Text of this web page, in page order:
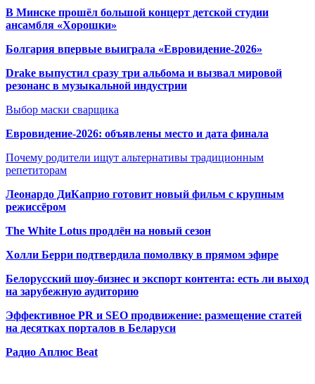
В Минске прошёл большой концерт детской студии
ансамбля «Хорошки»
Болгария впервые выиграла «Евровидение-2026»
Drake выпустил сразу три альбома и вызвал мировой
резонанс в музыкальной индустрии
Выбор маски сварщика
Евровидение-2026: объявлены место и дата финала
Почему родители ищут альтернативы традиционным
репетиторам
Леонардо ДиКаприо готовит новый фильм с крупным
режиссёром
The White Lotus продлён на новый сезон
Холли Берри подтвердила помолвку в прямом эфире
Белорусский шоу-бизнес и экспорт контента: есть ли выход
на зарубежную аудиторию
Эффективное PR и SEO продвижение: размещение статей
на десятках порталов в Беларуси
Радио Аплюс Beat